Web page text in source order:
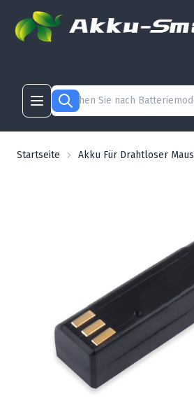
Startseite Akku Für Drahtloser Maus